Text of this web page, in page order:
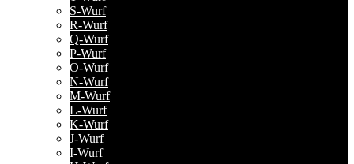
S-Wurf
R-Wurf
Q-Wurf
P-Wurf
O-Wurf
N-Wurf
M-Wurf
L-Wurf
K-Wurf
J-Wurf
I-Wurf